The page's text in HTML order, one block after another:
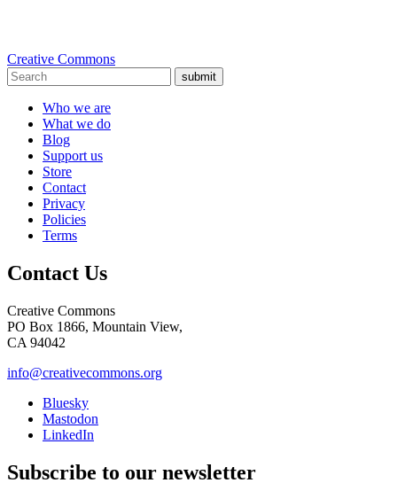
Creative Commons
submit
Who we are
What we do
Blog
Support us
Store
Contact
Privacy
Policies
Terms
Contact Us
Creative Commons
PO Box 1866, Mountain View,
CA 94042
info@creativecommons.org
Bluesky
Mastodon
LinkedIn
Subscribe to our newsletter